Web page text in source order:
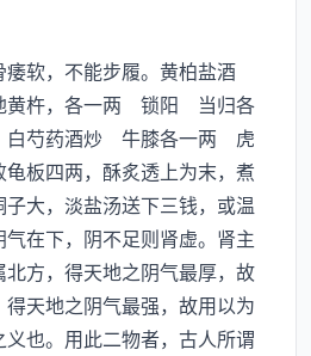
软，不能步履。黄柏盐酒
杵，各一两 锁阳 当归各
芍药酒炒 牛膝各一两 虎
板四两，酥炙透上为末，煮
大，淡盐汤送下三钱，或温
在下，阴不足则肾虚。肾主
方，得天地之阴气最厚，故
天地之阴气最强，故用以为
也。用此二物者，古人所谓